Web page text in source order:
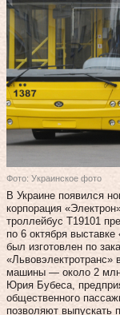
Фото: Украинское фото
В Украине появился
корпорация
троллейбус Т19101
по 6 октября
был изготовлен по
машины — около 2 млн
Юрия Бубеса,
общественного
позволяют выпускать